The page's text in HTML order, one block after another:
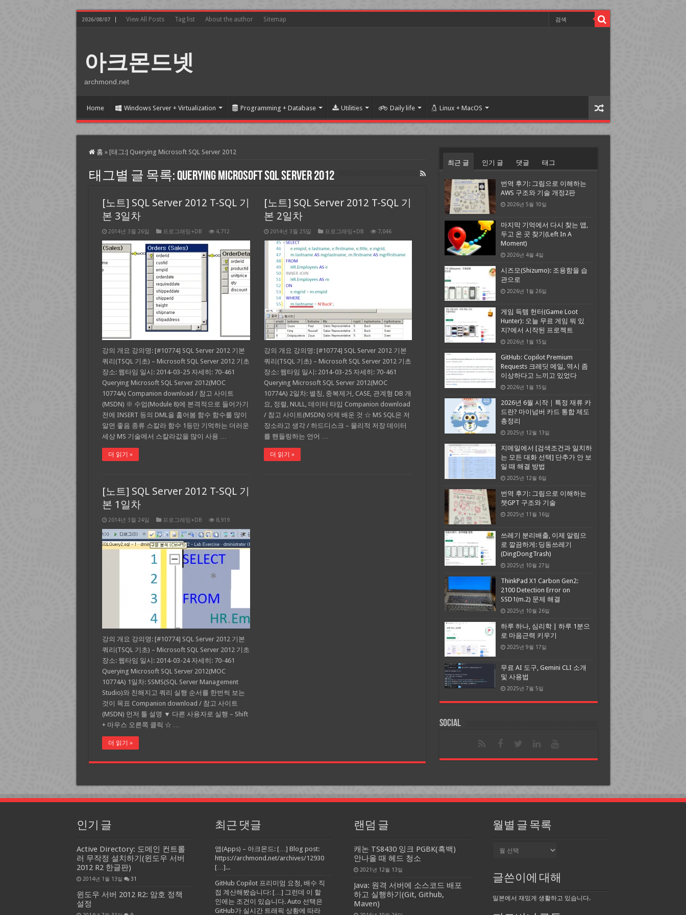
2026/08/07 View All Posts Tag list About the author Sitemap
아크몬드넷
archmond.net
Home Windows Server + Virtualization Programming + Database Utilities Daily life Linux + MacOS
홈 » [태그:] Querying Microsoft SQL Server 2012
태그별 글 목록:Querying Microsoft SQL Server 2012
[노트] SQL Server 2012 T-SQL 기
본 3일차
2014년 3월 26일 프로그래밍+DB 4,712
강의 개요 강의명: [#10774] SQL Server 2012 기본
쿼리(TSQL 기초) – Microsoft SQL Server 2012 기초
장소: 웹타임 일시: 2014-03-25 자세히: 70-461
Querying Microsoft SQL Server 2012(MOC
10774A) Companion download / 참고 사이트
(MSDN) ※ 수업(Module 8)에 본격적으로 들어가기
전에 INSERT 등의 DML을 훑어봄 함수 함수를 많이
알면 좋음 종류 스칼라 함수 1등만 기억하는 더러운
세상 MS 기술에서 스칼라값을 많이 사용 …
더 읽기 »
[노트] SQL Server 2012 T-SQL 기
본 2일차
2014년 3월 25일 프로그래밍+DB 7,046
강의 개요 강의명: [#10774] SQL Server 2012 기본
쿼리(TSQL 기초) – Microsoft SQL Server 2012 기초
장소: 웹타임 일시: 2014-03-25 자세히: 70-461
Querying Microsoft SQL Server 2012(MOC
10774A) 2일차: 별칭, 중복제거, CASE, 관계형 DB 개
요, 정렬, NULL, 데이터 타입 Companion download
/ 참고 사이트(MSDN) 어제 배운 것 ☆ MS SQL은 저
장소라고 생각 / 하드디스크 – 물리적 저장 데이터
를 핸들링하는 언어 …
더 읽기 »
[노트] SQL Server 2012 T-SQL 기
본 1일차
2014년 3월 24일 프로그래밍+DB 8,919
강의 개요 강의명: [#10774] SQL Server 2012 기본
쿼리(TSQL 기초) – Microsoft SQL Server 2012 기초
장소: 웹타임 일시: 2014-03-24 자세히: 70-461
Querying Microsoft SQL Server 2012(MOC
10774A) 1일차: SSMS(SQL Server Management
Studio)와 친해지고 쿼리 실행 순서를 한번씩 보는
것이 목표 Companion download / 참고 사이트
(MSDN) 먼저 툴 설명 ▼ 다른 사용자로 실행 – Shift
+ 마우스 오른쪽 클릭 ☆ …
더 읽기 »
최근 글 인기 글 댓글 태그
번역 후기: 그림으로 이해하는
AWS 구조와 기술 개정2판
2026년 5월 10일
마지막 기억에서 다시 찾는 앱,
두고 온 곳 찾기(Left In A
Moment)
2026년 4월 4일
시즈모(Shizumo): 조용함을 습
관으로
2026년 1월 26일
게임 득템 헌터(Game Loot
Hunter): 오늘 무료 게임 뭐 있
지?에서 시작된 프로젝트
2026년 1월 15일
GitHub: Copilot Premium
Requests 크레딧 메일, 역시 좀
이상하다고 느끼고 있었다
2026년 1월 15일
2026년 6월 시작｜특정 재류 카
드란? 마이넘버 카드 통합 제도
총정리
2025년 12월 13일
지메일에서 [검색조건과 일치하
는 모든 대화 선택] 단추가 안 보
일 때 해결 방법
2025년 12월 6일
번역 후기: 그림으로 이해하는
챗GPT 구조와 기술
2025년 11월 16일
쓰레기 분리배출, 이제 알림으
로 깔끔하게: 딩동쓰레기
(DingDongTrash)
2025년 10월 27일
ThinkPad X1 Carbon Gen2:
2100 Detection Error on
SSD1(m.2) 문제 해결
2025년 10월 26일
하루 하나, 심리학 | 하루 1분으
로 마음근력 키우기
2025년 9월 17일
무료 AI 도구, Gemini CLI 소개
및 사용법
2025년 7월 5일
Social
인기 글
Active Directory: 도메인 컨트롤
러 무작정 설치하기(윈도우 서버
2012 R2 한글판)
2014년 1월 13일 31
윈도우 서버 2012 R2: 암호 정책
설정
최근 댓글
앱(Apps) – 아크몬드: […] Blog post:
https://archmond.net/archives/12930
[…]...
GitHub Copilot 프리미엄 요청, 배수 직
접 계산해봤습니다: […] 그런데 이 할
인에는 조건이 있습니다. Auto 선택은
GitHub가 실시간 트래픽 상황에 따라
랜덤 글
캐논 TS8430 잉크 PGBK(흑백)
안나올 때 헤드 청소
2021년 12월 13일
Java: 원격 서버에 소스코드 배포
하고 실행하기(Git, Github,
Maven)
월별 글 목록
목
록
글쓴이에 대해
일본에서 재밌게 생활하고 있습니다.